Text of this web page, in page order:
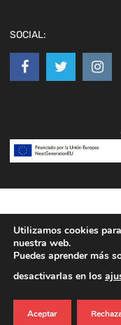
SOCIAL:
Utilizamos cookies
nuestra web.
Puedes aprender más
desactivarlas en los
Aceptar